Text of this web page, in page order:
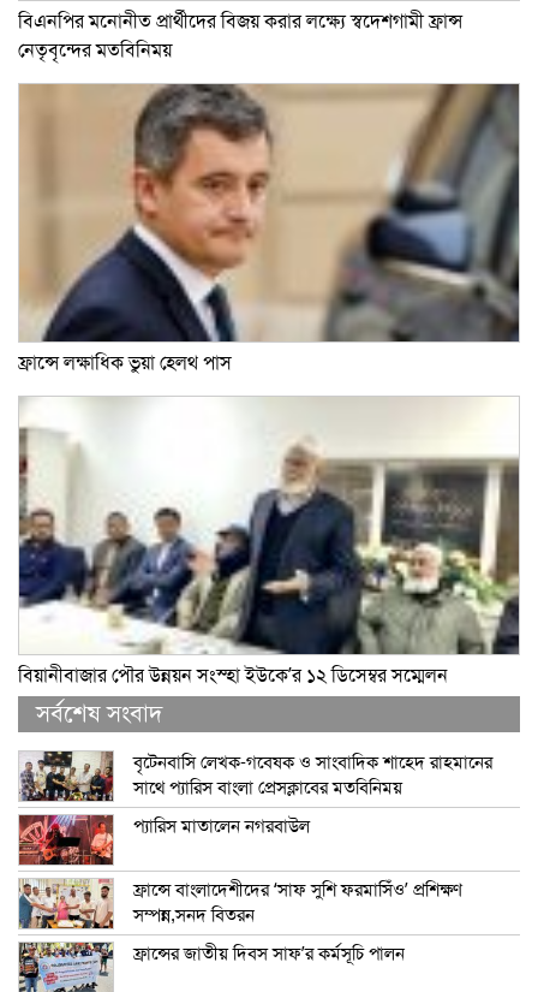
বিএনপির মনোনীত প্রার্থীদের বিজয় করার লক্ষ্যে স্বদেশগামী ফ্রান্স
নেতৃবৃন্দের মতবিনিময়
ফ্রান্সে লক্ষাধিক ভুয়া হেলথ পাস
বিয়ানীবাজার পৌর উন্নয়ন সংস্হা ইউকে’র ১২ ডিসেম্বর সম্মেলন
সর্বশেষ সংবাদ
বৃটেনবাসি লেখক-গবেষক ও সাংবাদিক শাহেদ রাহমানের
সাথে প্যারিস বাংলা প্রেসক্লাবের মতবিনিময়
প্যারিস মাতালেন নগরবাউল
ফ্রান্সে বাংলাদেশীদের ‘সাফ সুশি ফরমাসিঁও’ প্রশিক্ষণ
সম্পন্ন,সনদ বিতরন
ফ্রান্সের জাতীয় দিবস সাফ’র কর্মসূচি পালন